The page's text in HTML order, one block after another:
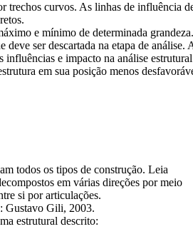
trechos curvos. As linhas de influência
e mínimo de determinada
ser descartada na etapa de análise.
influências e impacto na análise
em sua posição menos
todos os tipos de construção. Leia
em várias direções por meio
si por articulações.
Gustavo Gili, 2003.
estrutural descrito: